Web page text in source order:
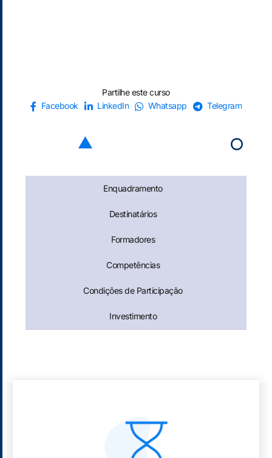
Partilhe este curso
Facebook
LinkedIn Whatsapp Telegram
Enquadramento
Destinatários
Formadores
Competências
Condições de Participação
Investimento